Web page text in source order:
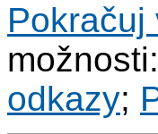
odkazy;